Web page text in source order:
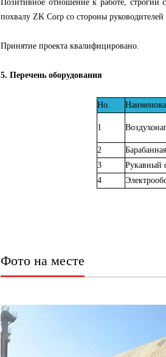
Позитивное отношение к работе, строгий
похвалу ZK Corp со стороны руководителей
Принятие проекта квалифицировано.
5. Перечень оборудования
Но.
1
2
3
Рукавный
4
Фото на месте